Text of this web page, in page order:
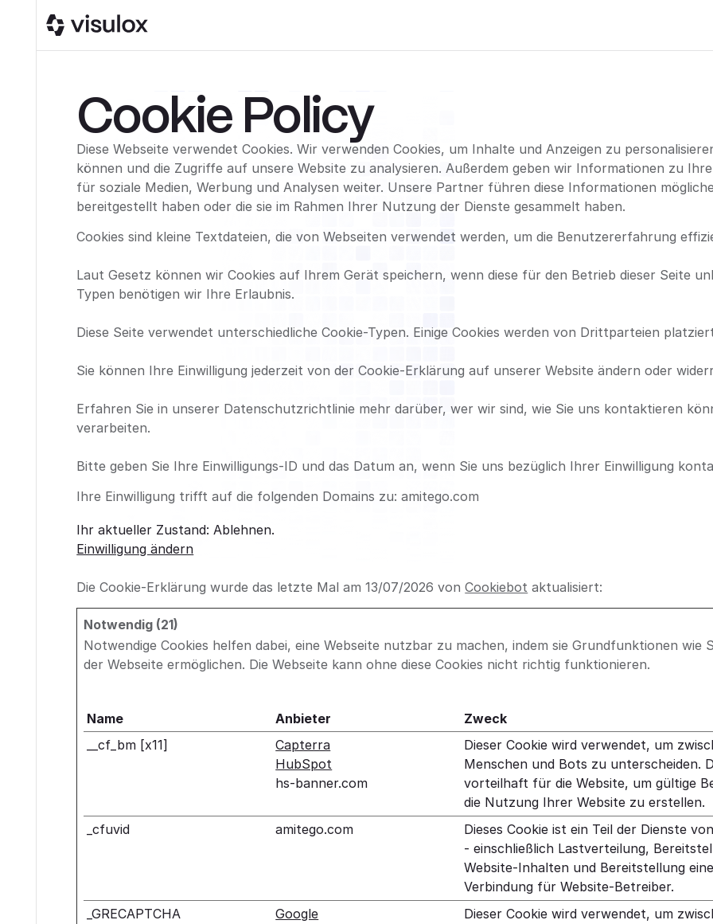
Cookie Policy
Diese Webseite verwendet Cookies. Wir verwenden Cookies, um Inhalte und Anzeigen zu
können und die Zugriffe auf unsere Website zu analysieren. Außerdem geben wir Informationen zu
für soziale Medien, Werbung und Analysen weiter. Unsere Partner führen diese Informationen
bereitgestellt haben oder die sie im Rahmen Ihrer Nutzung der Dienste gesammelt haben.
Cookies sind kleine Textdateien, die von Webseiten verwendet werden, um die Benutzererfahrung
Laut Gesetz können wir Cookies auf Ihrem Gerät speichern, wenn diese für den Betrieb dieser Seite
Typen benötigen wir Ihre Erlaubnis.
Diese Seite verwendet unterschiedliche Cookie-Typen. Einige Cookies werden von Drittparteien
Sie können Ihre Einwilligung jederzeit von der Cookie-Erklärung auf unserer Website ändern oder
Erfahren Sie in unserer Datenschutzrichtlinie mehr darüber, wer wir sind, wie Sie uns kontaktieren
verarbeiten.
Bitte geben Sie Ihre Einwilligungs-ID und das Datum an, wenn Sie uns bezüglich Ihrer Einwilligung
Ihre Einwilligung trifft auf die folgenden Domains zu: amitego.com
Ihr aktueller Zustand: Ablehnen.
Einwilligung ändern
Die Cookie-Erklärung wurde das letzte Mal am 13/07/2026 vonCookiebot aktualisiert:
Notwendig (21)
Notwendige Cookies helfen dabei, eine Webseite nutzbar zu machen, indem sie Grundfunktionen
der Webseite ermöglichen. Die Webseite kann ohne diese Cookies nicht richtig funktionieren.
Name Anbieter
Zweck
__cf_bm [x11]
Capterra
HubSpot
hs-banner.com
Dieser Cookie wird verwendet, um
Menschen und Bots zu unterscheiden.
vorteilhaft für die Website, um gültige
die Nutzung Ihrer Website zu erstellen.
_cfuvid
amitego.com
Dieses Cookie ist ein Teil der Dienste
- einschließlich Lastverteilung,
Website-Inhalten und Bereitstellung
Verbindung für Website-Betreiber.
_GRECAPTCHA
Google
Dieser Cookie wird verwendet, um